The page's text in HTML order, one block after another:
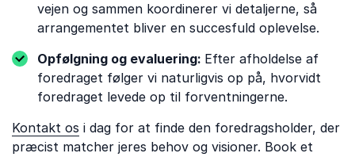
vejen og sammen koordinerer vi detaljerne, så
arrangementet bliver en succesfuld oplevelse.
Opfølgning og evaluering: Efter afholdelse af
foredraget følger vi naturligvis op på, hvorvidt
foredraget levede op til forventningerne.
Kontakt os i dag for at finde den foredragsholder, der
præcist matcher jeres behov og visioner. Book et